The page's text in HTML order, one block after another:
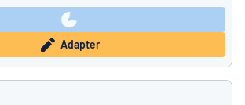
Adapter